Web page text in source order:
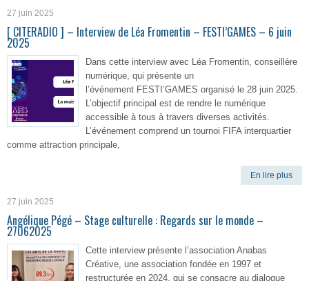
27 juin 2025
[ CITERADIO ] – Interview de Léa Fromentin – FESTI’GAMES – 6 juin
2025
Dans cette interview avec Léa Fromentin, conseillère
numérique, qui présente un
l’événement FESTI’GAMES organisé le 28 juin 2025.
L’objectif principal est de rendre le numérique
accessible à tous à travers diverses activités.
L’événement comprend un tournoi FIFA interquartier
comme attraction principale,
En lire plus
27 juin 2025
Angélique Pégé – Stage culturelle : Regards sur le monde –
27062025
Cette interview présente l’association Anabas
Créative, une association fondée en 1997 et
restructurée en 2024, qui se consacre au dialogue